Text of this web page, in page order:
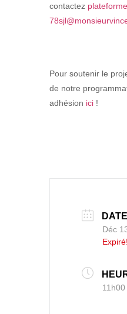
contactez
Pour soutenir le
de notre
adhésion ici !
DATE
Déc
Expiré!